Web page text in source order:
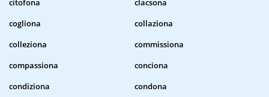
citofona
clacsona
cogliona
collaziona
colleziona
commissiona
compassiona
conciona
condiziona
condona